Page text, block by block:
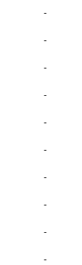
-
-
-
-
-
-
-
-
-
-